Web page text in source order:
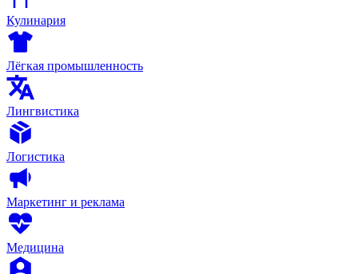
Кулинария
Лёгкая промышленность
Лингвистика
Логистика
Маркетинг и реклама
Медицина